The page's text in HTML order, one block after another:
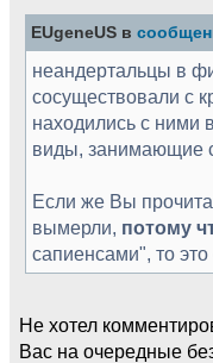
EUgeneUS в
неандертальцы в
сосуществовали с
находились с ними
виды, занимающие
Если же Вы
вымерли, потому
сапиенсами", то это
Не хотел
Вас на очередные